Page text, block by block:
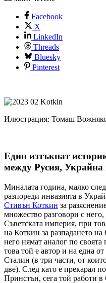
Facebook
X
LinkedIn
Threads
Bluesky
Pinterest
Илюстрация: Томаш
Един изтъкнат
между Русия, Украйна
Миналата година, малко
разпореди инвазията в
Стивън Коткин за
множество разговори с
Съветската империя, при
на Коткин за разпадането
него нямат аналог по
това той е автор и на една
Сталин (в три части, от
две). След като е прекарал
Принстън, сега той работи